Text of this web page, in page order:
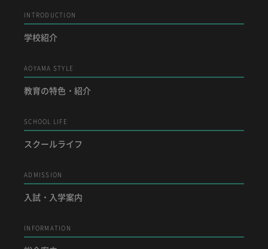
INTRODUCTION
学校紹介
AOYAMA STYLE
教育の特色・紹介
SCHOOL LIFE
スクールライフ
ADMISSION
入試・入学案内
INFORMATION